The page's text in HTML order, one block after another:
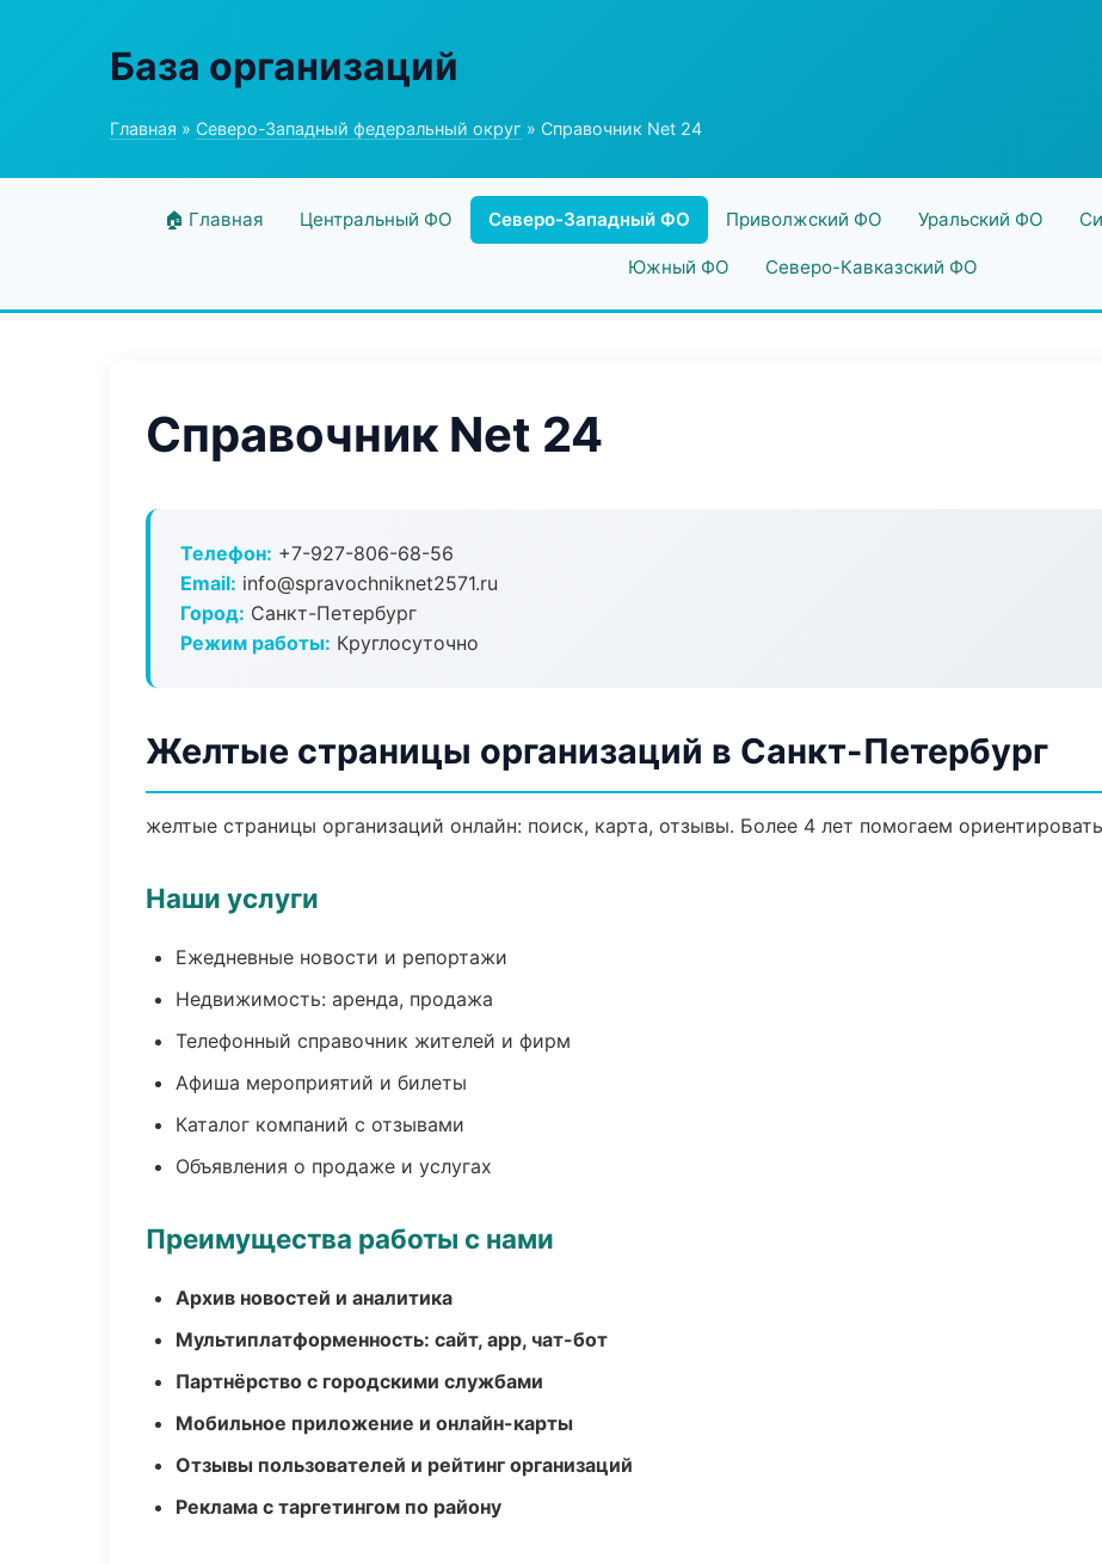
База организаций
Главная » Северо-Западный федеральный округ » Справочник Net 24
🏠 Главная Центральный ФО Северо-Западный ФО Приволжский ФО Уральский ФО
Южный ФО Северо-Кавказский ФО
Справочник Net 24
Телефон: +7-927-806-68-56
Email: info@spravochniknet2571.ru
Город: Санкт-Петербург
Режим работы: Круглосуточно
Желтые страницы организаций в Санкт-Петербург
желтые страницы организаций онлайн: поиск, карта, отзывы. Более 4 лет помогаем
Наши услуги
Ежедневные новости и репортажи
Недвижимость: аренда, продажа
Телефонный справочник жителей и фирм
Афиша мероприятий и билеты
Каталог компаний с отзывами
Объявления о продаже и услугах
Преимущества работы с нами
Архив новостей и аналитика
Мультиплатформенность: сайт, app, чат-бот
Партнёрство с городскими службами
Мобильное приложение и онлайн-карты
Отзывы пользователей и рейтинг организаций
Реклама с таргетингом по району